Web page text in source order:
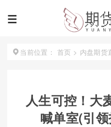
当前位置： 首页 > 内盘期货
人生可控！大
喊单室(引